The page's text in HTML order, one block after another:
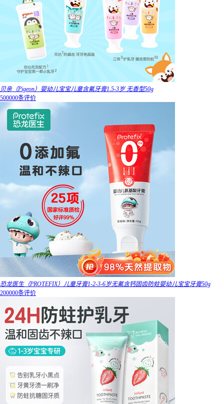
贝亲（Pigeon）婴幼儿宝宝儿童含氟牙膏1.5-3岁 无香型50g
500000条评价
恐龙医生（PROTEFIX）儿童牙膏1-2-3-6岁无氟含钙固齿防蛀婴幼儿宝宝牙膏50g
200000条评价